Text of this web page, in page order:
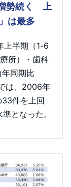
勢続く 上
は最多
上半期（1-6
所）・歯科
同期比
は、2006年
件を上回
となった。